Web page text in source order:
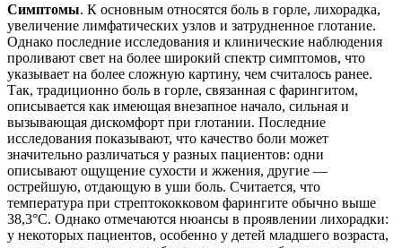
Симптомы. К основным относятся боль в горле, лихорадка,
увеличение лимфатических узлов и затрудненное глотание.
Однако последние исследования и клинические наблюдения
проливают свет на более широкий спектр симптомов, что
указывает на более сложную картину, чем считалось ранее.
Так, традиционно боль в горле, связанная с фарингитом,
описывается как имеющая внезапное начало, сильная и
вызывающая дискомфорт при глотании. Последние
исследования показывают, что качество боли может
значительно различаться у разных пациентов: одни
описывают ощущение сухости и жжения, другие —
острейшую, отдающую в уши боль. Считается, что
температура при стрептококковом фарингите обычно выше
38,3°C. Однако отмечаются нюансы в проявлении лихорадки:
у некоторых пациентов, особенно у детей младшего возраста,